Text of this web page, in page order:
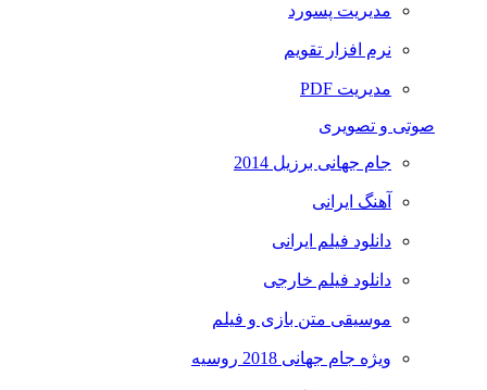
مدیریت پسورد
نرم افزار تقویم
مدیریت PDF
صوتی و تصویری
جام جهانی برزیل 2014
آهنگ ایرانی
دانلود فیلم ایرانی
دانلود فیلم خارجی
موسیقی متن بازی و فیلم
ویژه جام جهانی 2018 روسیه